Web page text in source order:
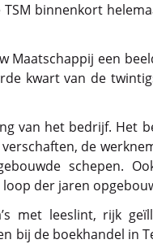
binnenkort
Maatschappij een
kwart van de
van het bedrijf. Het
de
schepen.
der jaren
met leeslint, rijk
bij de boekhandel in